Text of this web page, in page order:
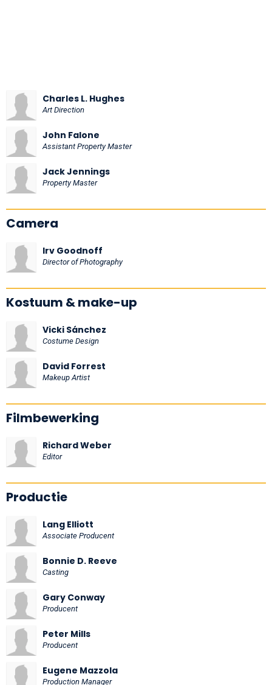
Charles L. Hughes
Art Direction
John Falone
Assistant Property Master
Jack Jennings
Property Master
Camera
Irv Goodnoff
Director of Photography
Kostuum & make-up
Vicki Sánchez
Costume Design
David Forrest
Makeup Artist
Filmbewerking
Richard Weber
Editor
Productie
Lang Elliott
Associate Producent
Bonnie D. Reeve
Casting
Gary Conway
Producent
Peter Mills
Producent
Eugene Mazzola
Production Manager